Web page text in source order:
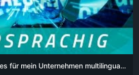
Welche Vorteile bringt es für mein Unternehmen multilinguale Videos auf sozialen Medien zu verwenden